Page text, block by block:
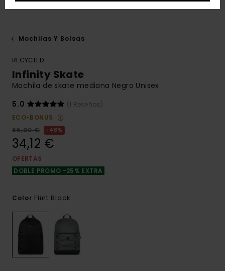
Mochilas Y Bolsas
RECYCLED
Infinity Skate
Mochila de skate mediana Negro Unisex
5.0
(1 Reseñas)
ECO-BONUS
65,00 €
48%
34,12 €
OFERTAS
DOBLE PROMO -25% EXTRA
Color Flint Black